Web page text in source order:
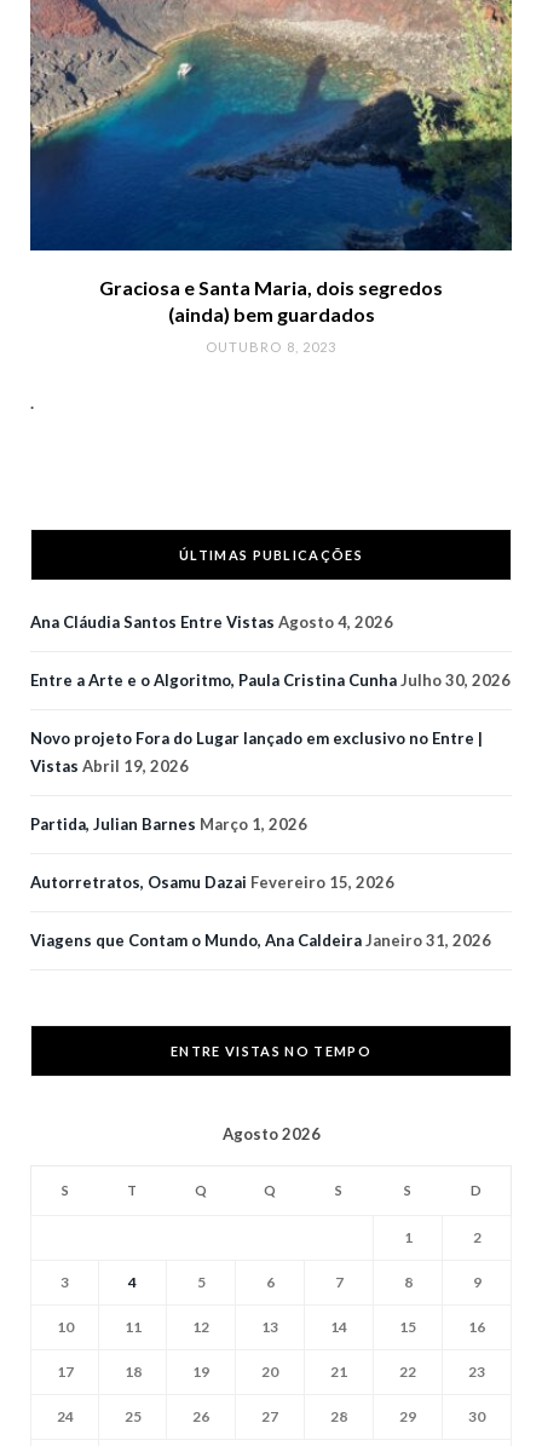
Graciosa e Santa Maria, dois segredos
(ainda) bem guardados
OUTUBRO 8, 2023
.
ÚLTIMAS PUBLICAÇÕES
Ana Cláudia Santos Entre Vistas Agosto 4, 2026
Entre a Arte e o Algoritmo, Paula Cristina CunhaJulho 30, 2026
Novo projeto Fora do Lugar lançado em exclusivo no Entre |
Vistas Abril 19, 2026
Partida, Julian Barnes Março 1, 2026
Autorretratos, Osamu Dazai Fevereiro 15, 2026
Viagens que Contam o Mundo, Ana CaldeiraJaneiro 31, 2026
ENTRE VISTAS NO TEMPO
Agosto 2026
S T Q Q S S D
1 2
3 4 5 6 7 8 9
10 11 12 13 14 15 16
17 18 19 20 21 22 23
24 25 26 27 28 29 30